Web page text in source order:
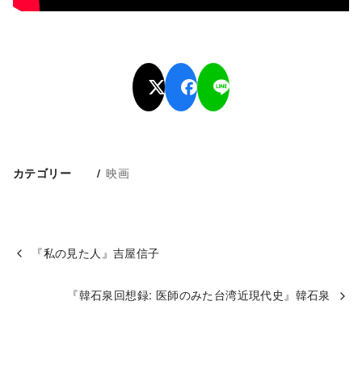
カテゴリー 映画
『私の見た人』吉屋信子
『韓石泉回想録: 医師のみた台湾近現代史』韓石泉